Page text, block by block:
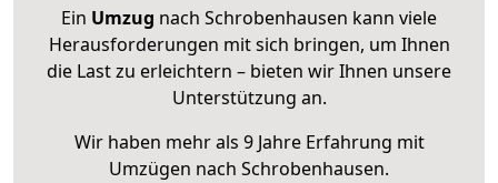
Ein Umzug nach Schrobenhausen kann viele
Herausforderungen mit sich bringen, um Ihnen
die Last zu erleichtern – bieten wir Ihnen unsere
Unterstützung an.
Wir haben mehr als 9 Jahre Erfahrung mit
Umzügen nach Schrobenhausen.